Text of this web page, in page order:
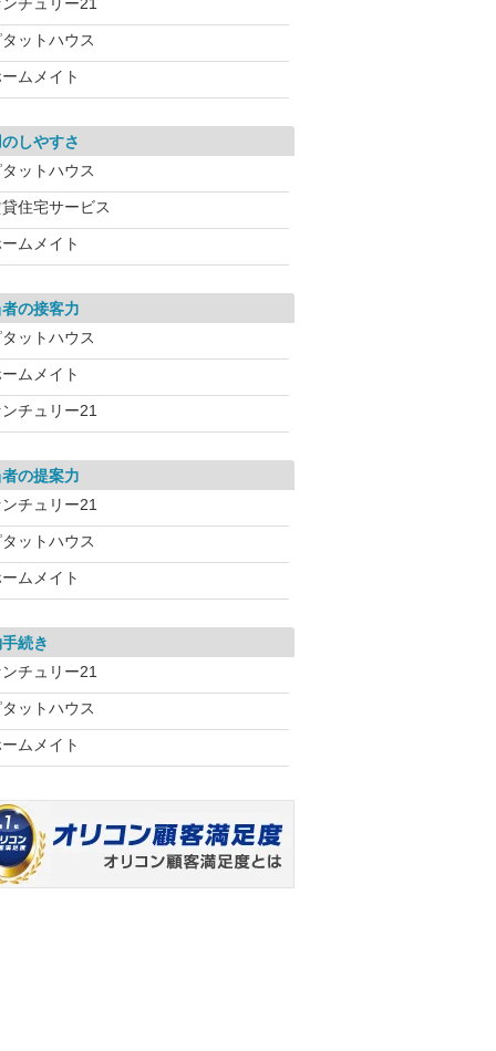
タットハウス
ムメイト
しやすさ
タットハウス
住宅サービス
ムメイト
の接客力
タットハウス
ムメイト
チュリー21
の提案力
チュリー21
タットハウス
ムメイト
続き
チュリー21
タットハウス
ムメイト